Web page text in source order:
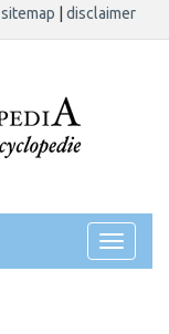
sitemap disclaimer